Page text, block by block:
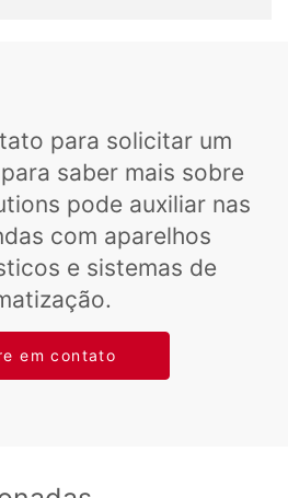
para solicitar um
saber mais sobre
pode auxiliar nas
com aparelhos
e sistemas de
em contato